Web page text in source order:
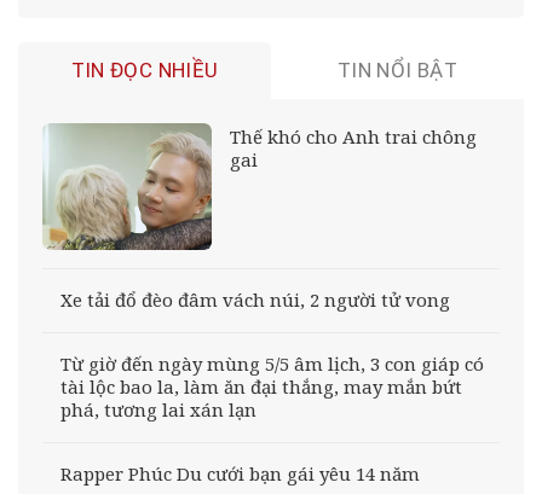
TIN ĐỌC NHIỀU TIN NỔI BẬT
Thế khó cho Anh trai chông
gai
Xe tải đổ đèo đâm vách núi, 2 người tử vong
Từ giờ đến ngày mùng 5/5 âm lịch, 3 con giáp có
tài lộc bao la, làm ăn đại thắng, may mắn bứt
phá, tương lai xán lạn
Rapper Phúc Du cưới bạn gái yêu 14 năm